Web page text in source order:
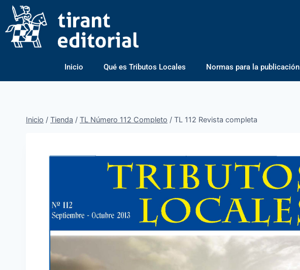
Inicio Qué es Tributos Locales Normas para la publicación
Inicio / Tienda / TL Número 112 Completo / TL 112 Revista completa